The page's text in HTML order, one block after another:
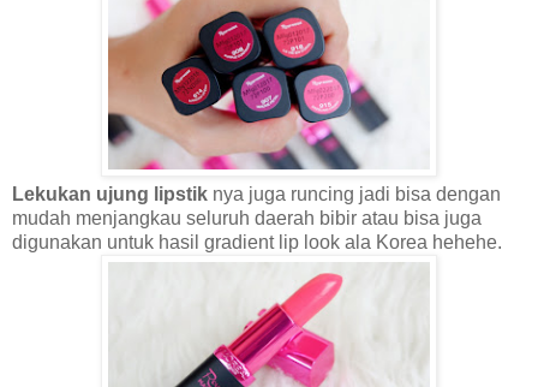
Lekukan ujung lipstik nya juga runcing jadi bisa dengan
mudah menjangkau seluruh daerah bibir atau bisa juga
digunakan untuk hasil gradient lip look ala Korea hehehe.